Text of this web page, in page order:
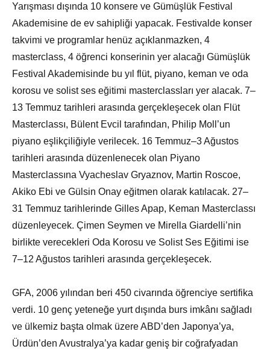
Yarışması dışında 10 konsere ve Gümüşlük Festival
Akademisine de ev sahipliği yapacak. Festivalde konser
takvimi ve programlar henüz açıklanmazken, 4
masterclass, 4 öğrenci konserinin yer alacağı Gümüşlük
Festival Akademisinde bu yıl flüt, piyano, keman ve oda
korosu ve solist ses eğitimi masterclassları yer alacak. 7–
13 Temmuz tarihleri arasında gerçekleşecek olan Flüt
Masterclassı, Bülent Evcil tarafından, Philip Moll’un
piyano eşlikçiliğiyle verilecek. 16 Temmuz–3 Ağustos
tarihleri arasında düzenlenecek olan Piyano
Masterclassına Vyacheslav Gryaznov, Martin Roscoe,
Akiko Ebi ve Gülsin Onay eğitmen olarak katılacak. 27–
31 Temmuz tarihlerinde Gilles Apap, Keman Masterclassı
düzenleyecek. Çimen Seymen ve Mirella Giardelli’nin
birlikte verecekleri Oda Korosu ve Solist Ses Eğitimi ise
7–12 Ağustos tarihleri arasında gerçekleşecek.
GFA, 2006 yılından beri 450 civarında öğrenciye sertifika
verdi. 10 genç yeteneğe yurt dışında burs imkânı sağladı
ve ülkemiz başta olmak üzere ABD’den Japonya’ya,
Ürdün’den Avustralya’ya kadar geniş bir coğrafyadan